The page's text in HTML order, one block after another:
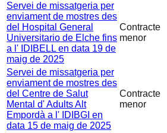
Servei de missatgeria per
enviament de mostres des
del Hospital General
Universitario de Elche fins
a l' IDIBELL en data 19 de
maig de 2025
Contracte
menor
Servei de missatgeria per
enviament de mostres des
del Centre de Salut
Mental d' Adults Alt
Empordà a l' IDIBGI en
data 15 de maig de 2025
Contracte
menor